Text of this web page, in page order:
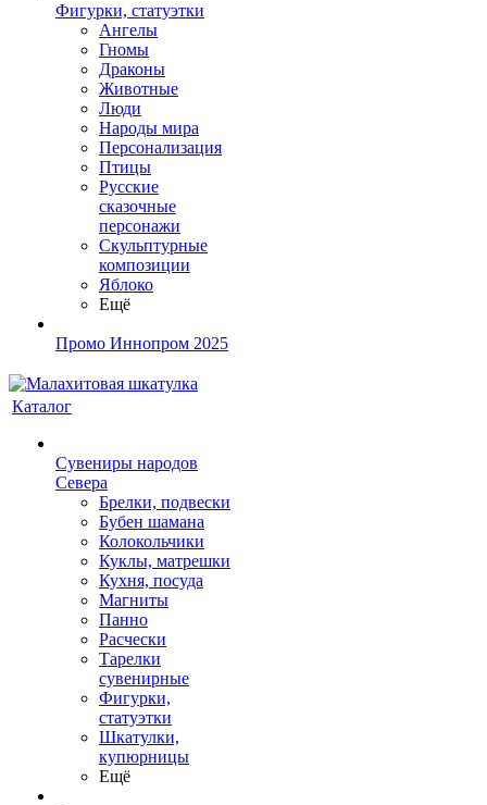
Фигурки, статуэтки
Ангелы
Гномы
Драконы
Животные
Люди
Народы мира
Персонализация
Птицы
Русские
сказочные
персонажи
Скульптурные
композиции
Яблоко
Ещё
Промо Иннопром 2025
Каталог
Сувениры народов
Севера
Брелки, подвески
Бубен шамана
Колокольчики
Куклы, матрешки
Кухня, посуда
Магниты
Панно
Расчески
Тарелки
сувенирные
Фигурки,
статуэтки
Шкатулки,
купюрницы
Ещё